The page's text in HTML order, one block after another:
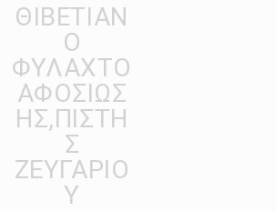
ΘΙΒΕΤΙΑΝ
Ο
ΦΥΛΑΧΤΟ
ΑΦΟΣΙΩΣ
ΗΣ,ΠΙΣΤΗ
Σ
ΖΕΥΓΑΡΙΟ
Υ